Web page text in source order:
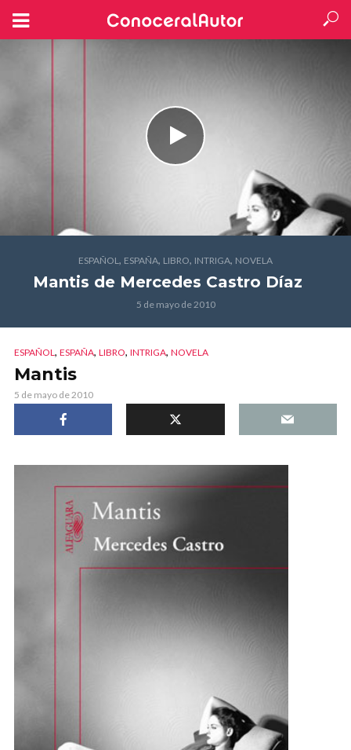
ESPAÑOL, ESPAÑA, LIBRO, INTRIGA, NOVELA
Mantis de Mercedes Castro Díaz
5 de mayo de 2010
ESPAÑOL, ESPAÑA, LIBRO, INTRIGA, NOVELA
Mantis
5 de mayo de 2010